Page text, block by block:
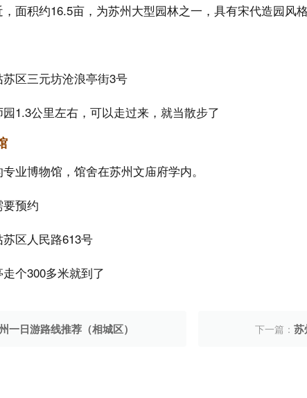
面积约16.5亩，为苏州大型园林之一，具有宋代造园风格
区三元坊沧浪亭街3号
1.3公里左右，可以走过来，就当散步了
业博物馆，馆舍在苏州文庙府学内。
预约
区人民路613号
个300多米就到了
一日游路线推荐（相城区） 下一篇：